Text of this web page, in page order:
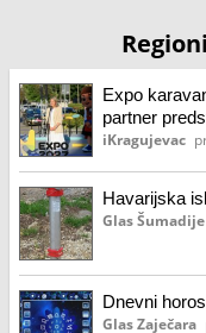
Expo
partner
maja
iKragujevac
Havarijska
Glas Šumadije
Dnevni
Glas Zaječara